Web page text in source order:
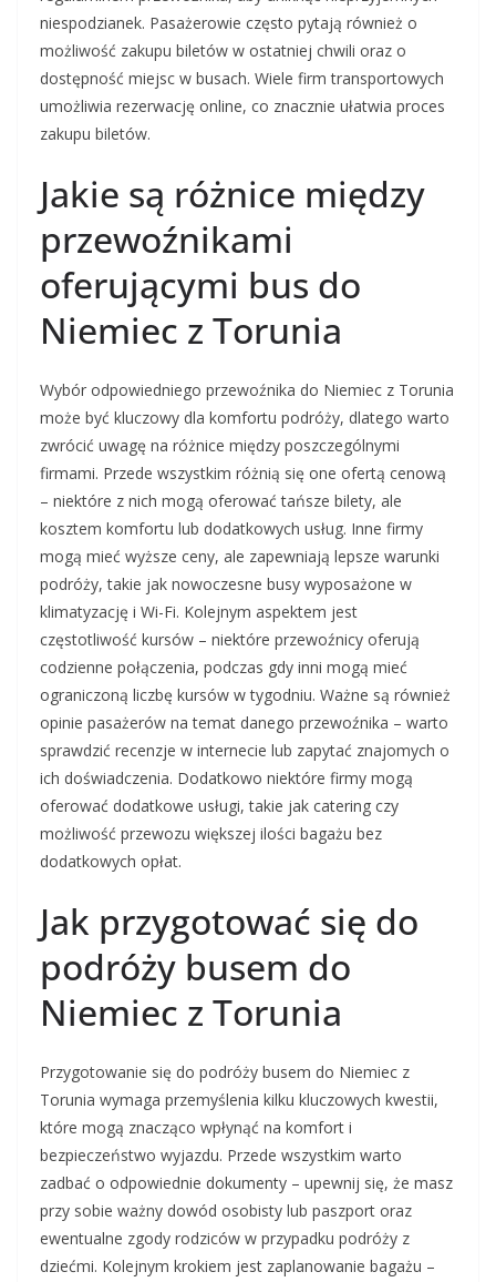
niespodzianek. Pasażerowie często pytają również o
możliwość zakupu biletów w ostatniej chwili oraz o
dostępność miejsc w busach. Wiele firm transportowych
umożliwia rezerwację online, co znacznie ułatwia proces
zakupu biletów.
Jakie są różnice między
przewoźnikami
oferującymi bus do
Niemiec z Torunia
Wybór odpowiedniego przewoźnika do Niemiec z Torunia
może być kluczowy dla komfortu podróży, dlatego warto
zwrócić uwagę na różnice między poszczególnymi
firmami. Przede wszystkim różnią się one ofertą cenową
– niektóre z nich mogą oferować tańsze bilety, ale
kosztem komfortu lub dodatkowych usług. Inne firmy
mogą mieć wyższe ceny, ale zapewniają lepsze warunki
podróży, takie jak nowoczesne busy wyposażone w
klimatyzację i Wi-Fi. Kolejnym aspektem jest
częstotliwość kursów – niektóre przewoźnicy oferują
codzienne połączenia, podczas gdy inni mogą mieć
ograniczoną liczbę kursów w tygodniu. Ważne są również
opinie pasażerów na temat danego przewoźnika – warto
sprawdzić recenzje w internecie lub zapytać znajomych o
ich doświadczenia. Dodatkowo niektóre firmy mogą
oferować dodatkowe usługi, takie jak catering czy
możliwość przewozu większej ilości bagażu bez
dodatkowych opłat.
Jak przygotować się do
podróży busem do
Niemiec z Torunia
Przygotowanie się do podróży busem do Niemiec z
Torunia wymaga przemyślenia kilku kluczowych kwestii,
które mogą znacząco wpłynąć na komfort i
bezpieczeństwo wyjazdu. Przede wszystkim warto
zadbać o odpowiednie dokumenty – upewnij się, że masz
przy sobie ważny dowód osobisty lub paszport oraz
ewentualne zgody rodziców w przypadku podróży z
dziećmi. Kolejnym krokiem jest zaplanowanie bagażu –